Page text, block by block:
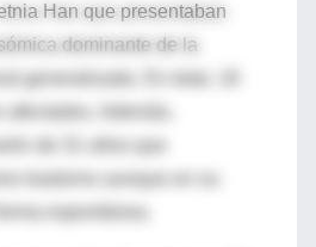
Han que presentaban
dominante de la
generalizada. En total, 16
trastorno aunque en su
espontánea.